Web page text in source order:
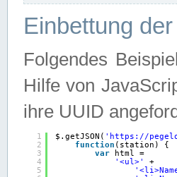
Einbettung
Folgendes
Hilfe von
ihre UUID
1
2
3
4
5
$.getJSON( ' https://
function (station) {
var
html =
'<ul>'
+